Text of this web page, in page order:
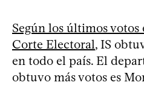
Según los últimos votos
Corte Electoral, IS
en todo el país. El
obtuvo más votos es